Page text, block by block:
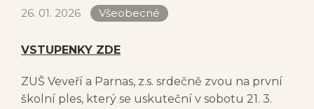
26. 01. 2026 Všeobecné
VSTUPENKY ZDE
ZUŠ Veveří a Parnas, z.s. srdečně zvou na první
školní ples, který se uskuteční v sobotu 21. 3.